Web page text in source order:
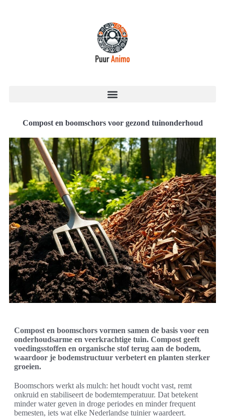
Compost en boomschors voor gezond tuinonderhoud
Compost en boomschors vormen samen de basis voor een
onderhoudsarme en veerkrachtige tuin. Compost geeft
voedingsstoffen en organische stof terug aan de bodem,
waardoor je bodemstructuur verbetert en planten sterker
groeien.
Boomschors werkt als mulch: het houdt vocht vast, remt
onkruid en stabiliseert de bodemtemperatuur. Dat betekent
minder water geven in droge periodes en minder frequent
bemesten, iets wat elke Nederlandse tuinier waardeert.